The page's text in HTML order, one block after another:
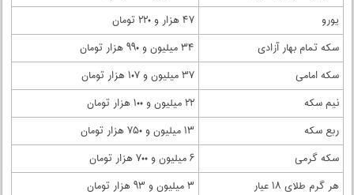
یورو
۴۷ هزار و ۲۲۰ تومان
سکه تمام بهار آزادی
۳۴ میلیون و ۹۹۰ هزار تومان
سکه امامی
۳۷ میلیون و ۱۰۷ هزار تومان
نیم سکه
۲۲ میلیون و ۱۰۰ هزار تومان
ربع سکه
۱۳ میلیون و ۷۵۰ هزار تومان
سکه گرمی
۶ میلیون و ۷۰۰ هزار تومان
هر گرم طلای ۱۸ عیار
۳ میلیون و ۹۳ هزار تومان